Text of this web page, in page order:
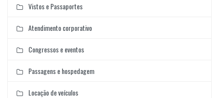
Vistos e Passaportes
Atendimento corporativo
Congressos e eventos
Passagens e hospedagem
Locação de veículos